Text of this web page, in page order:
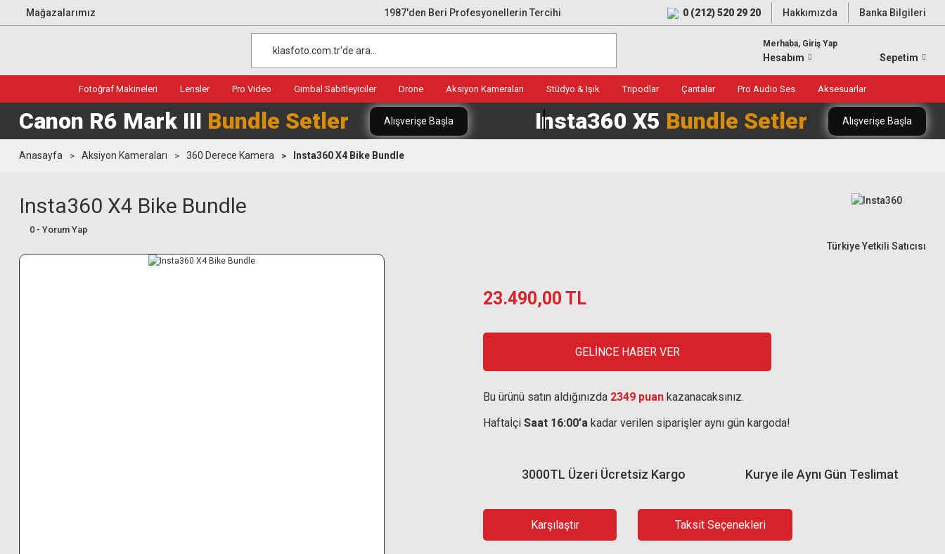
Mağazalarımız 1987'den Beri Profesyonellerin Tercihi 0 (212) 520 29 20 Hakkımızda Banka Bilgileri
Merhaba, Giriş Yap
Hesabım Sepetim
Fotoğraf Makineleri Lensler Pro Video Gimbal Sabitleyiciler Drone Aksiyon Kameraları Stüdyo & Işık Tripodlar Çantalar Pro Audio Ses Aksesuarlar
Canon R6 Mark III Bundle Setler Alışverişe Başla Insta360 X5 Bundle Setler Alışverişe Başla
Anasayfa Aksiyon Kameraları 360 Derece Kamera Insta360 X4 Bike Bundle
Insta360 X4 Bike Bundle
0 - Yorum Yap
Türkiye Yetkili Satıcısı
23.490,00 TL
GELİNCE HABER VER
Bu ürünü satın aldığınızda 2349 puan kazanacaksınız.
Haftaİçi Saat 16:00'a kadar verilen siparişler aynı gün kargoda!
Kurye ile Aynı Gün Teslimat
3000TL Üzeri Ücretsiz Kargo
Karşılaştır Taksit Seçenekleri